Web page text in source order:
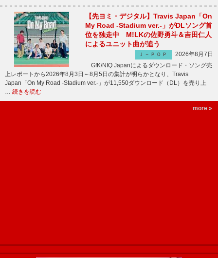
【先ヨミ・デジタル】Travis Japan「On
My Road -Stadium ver.-」がDLソング首
位を独走中 M!LKの佐野勇斗＆吉田仁人
によるユニット曲が追う
Ｊ－ＰＯＰ
2026年8月7日
GfK/NIQ Japanによるダウンロード・ソング売
上レポートから2026年8月3日～8月5日の集計が明らかとなり、Travis
Japan「On My Road -Stadium ver.-」が11,550ダウンロード（DL）を売り上
… 続きを読む
more »